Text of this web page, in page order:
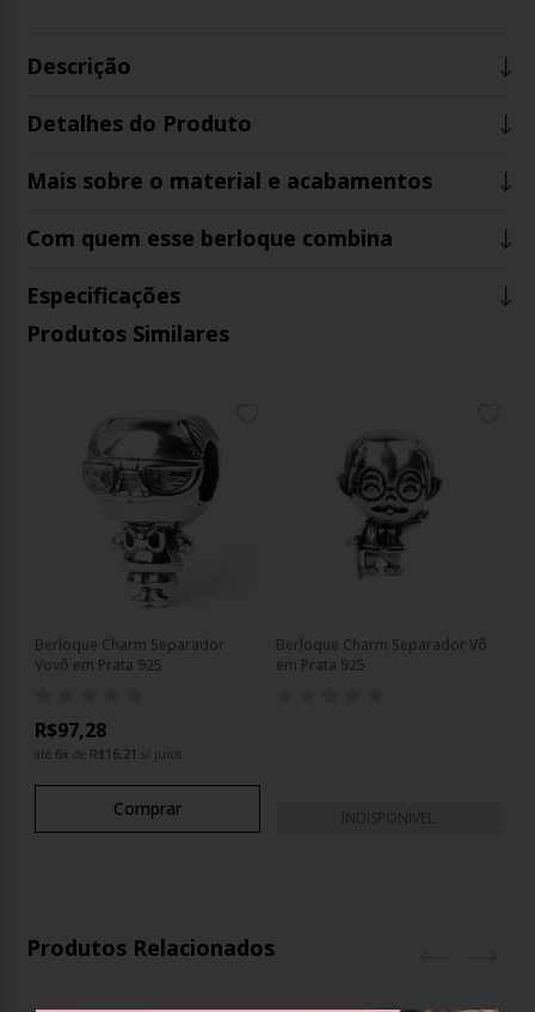
Descrição
Detalhes do Produto
Mais sobre o material e acabamentos
Com quem esse berloque combina
Especificações
Produtos Similares
Berloque Charm Separador
Vovô em Prata 925
R$97,28
até 6x de R$16,21 s/ juros
Comprar
Berloque Charm Separador Vô
em Prata 925
INDISPONÍVEL
Produtos Relacionados